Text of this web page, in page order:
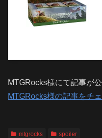
MTGRocks様にて記事が
MTGRocks様の記事をチ
mtgrocks spoiler